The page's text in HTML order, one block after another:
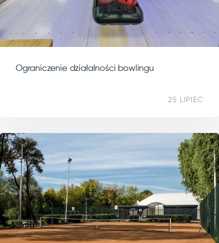
Ograniczenie działalności bowlingu
25 LIPIEC